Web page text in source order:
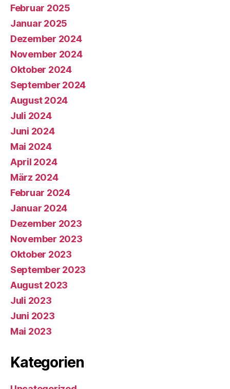
Februar 2025
Januar 2025
Dezember 2024
November 2024
Oktober 2024
September 2024
August 2024
Juli 2024
Juni 2024
Mai 2024
April 2024
März 2024
Februar 2024
Januar 2024
Dezember 2023
November 2023
Oktober 2023
September 2023
August 2023
Juli 2023
Juni 2023
Mai 2023
Kategorien